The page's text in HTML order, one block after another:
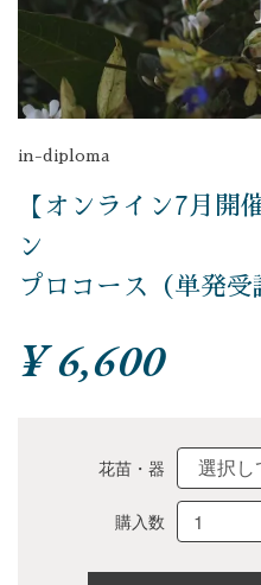
in-diploma
【オンライン7月開
ン
プロコース（単発受
¥ 6,600
花苗・器
購入数